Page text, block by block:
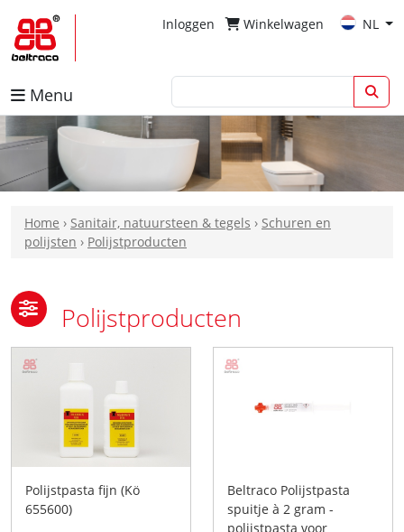
Inloggen Winkelwagen NL
Menu
Home › Sanitair, natuursteen & tegels › Schuren en
polijsten › Polijstproducten
Polijstproducten
Polijstpasta fijn (Kö
655600)
Beltraco Polijstpasta
spuitje à 2 gram -
polijstpasta voor